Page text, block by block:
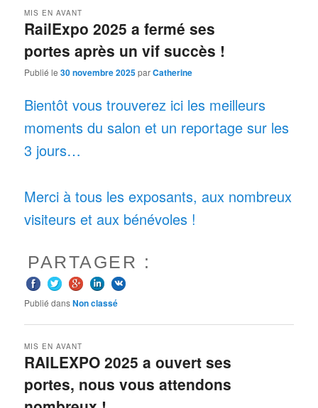
RailExpo 2025 a fermé ses
portes après un vif succès !
MIS EN AVANT
Publié le30 novembre 2025parCatherine
Bientôt vous trouverez ici les meilleurs
moments du salon et un reportage sur les
3 jours…
Merci à tous les exposants, aux nombreux
visiteurs et aux bénévoles !
PARTAGER :
Publié dansNon classé
RAILEXPO 2025 a ouvert ses
portes, nous vous attendons
MIS EN AVANT